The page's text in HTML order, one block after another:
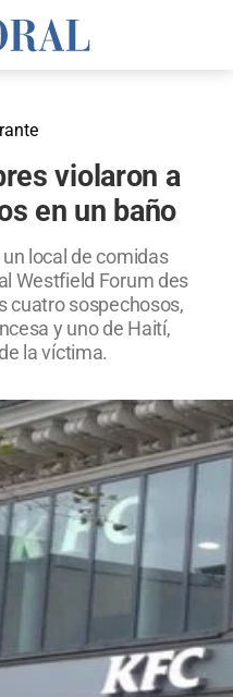
violaron a
en un baño
local de comidas
Westfield Forum des
cuatro sospechosos,
y uno de Haití,
la víctima.